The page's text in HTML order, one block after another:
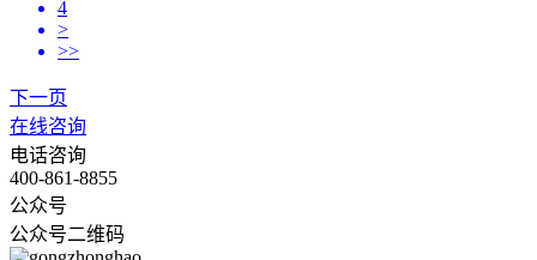
4
>
>>
下一页
在线咨询
电话咨询
400-861-8855
公众号
公众号二维码